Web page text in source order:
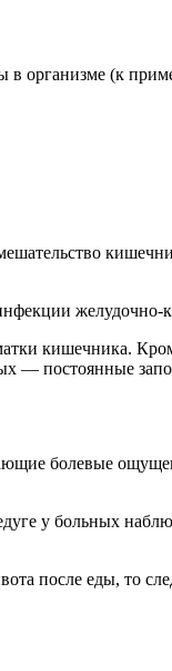
организме (к
желудочно-
кишечника.
— постоянные
болевые
у больных
после еды, то